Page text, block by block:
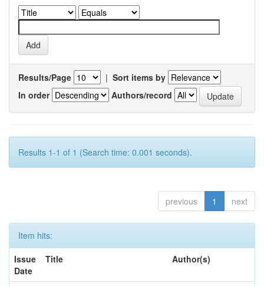
Results/Page | Sort items by
In order
Authors/record
Results 1-1 of 1 (Search time: 0.001 seconds).
previous 1 next
Item hits:
Issue
Date
Title Author(s)